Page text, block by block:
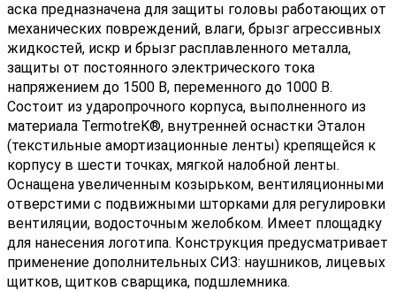
аска предназначена для защиты головы работающих от
механических повреждений, влаги, брызг агрессивных
жидкостей, искр и брызг расплавленного металла,
защиты от постоянного электрического тока
напряжением до 1500 В, переменного до 1000 В.
Состоит из ударопрочного корпуса, выполненного из
материала TermotreK®, внутренней оснастки Эталон
(текстильные амортизационные ленты) крепящейся к
корпусу в шести точках, мягкой налобной ленты.
Оснащена увеличенным козырьком, вентиляционными
отверстими с подвижными шторками для регулировки
вентиляции, водосточным желобком. Имеет площадку
для нанесения логотипа. Конструкция предусматривает
применение дополнительных СИЗ: наушников, лицевых
щитков, щитков сварщика, подшлемника.